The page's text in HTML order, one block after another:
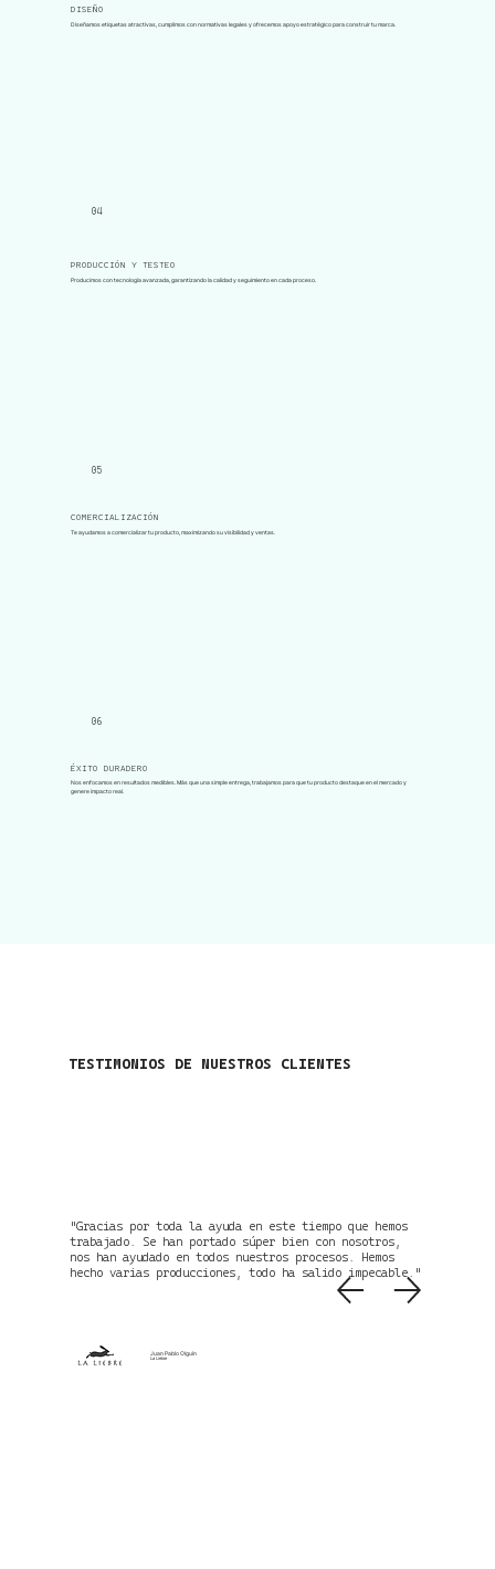
TESTIMONIOS DE NUESTROS CLIENTES
"Gracias por toda la ayuda en este tiempo que hemos
trabajado. Se han portado súper bien con nosotros,
nos han ayudado en todos nuestros procesos. Hemos
hecho varias producciones, todo ha salido impecable."
Juan Pablo Olguín
La Liebre
DISEÑO
Diseñamos etiquetas atractivas, cumplimos con normativas legales y ofrecemos apoyo estratégico para construir tu marca.
04
PRODUCCIÓN Y TESTEO
Producimos con tecnología avanzada, garantizando la calidad y seguimiento en cada proceso.
05
COMERCIALIZACIÓN
Te ayudamos a comercializar tu producto, maximizando su visibilidad y ventas.
06
ÉXITO DURADERO
Nos enfocamos en resultados medibles. Más que una simple entrega, trabajamos para que tu producto destaque en el mercado y
genere impacto real.